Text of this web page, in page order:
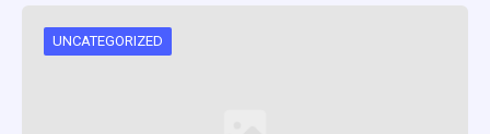
UNCATEGORIZED